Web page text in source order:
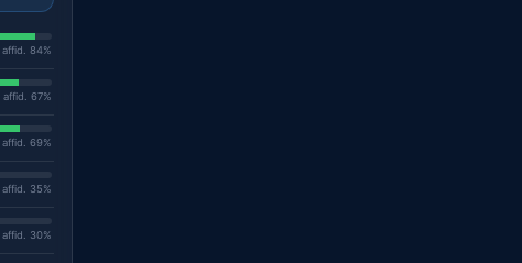
affid. 84%
affid. 67%
affid. 69%
affid. 35%
affid. 30%